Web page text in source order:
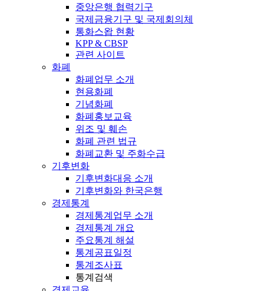
중앙은행 협력기구
국제금융기구 및 국제회의체
통화스왑 현황
KPP & CBSP
관련 사이트
화폐
화폐업무 소개
현용화폐
기념화폐
화폐홍보교육
위조 및 훼손
화폐 관련 법규
화폐교환 및 주화수급
기후변화
기후변화대응 소개
기후변화와 한국은행
경제통계
경제통계업무 소개
경제통계 개요
주요통계 해설
통계공표일정
통계조사표
통계검색